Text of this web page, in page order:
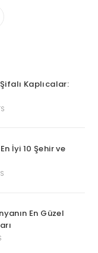
Kaplıcalar:
İyi 10 Şehir ve
En Güzel